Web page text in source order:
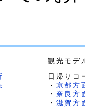
観光モデ
日帰りコ
・ 京都方
・ 奈良方
・ 滋賀方